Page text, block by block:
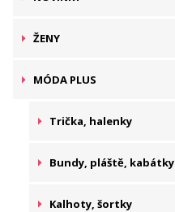
ŽENY
MÓDA PLUS
Trička, halenky
Bundy, pláště, kabátky
Kalhoty, šortky